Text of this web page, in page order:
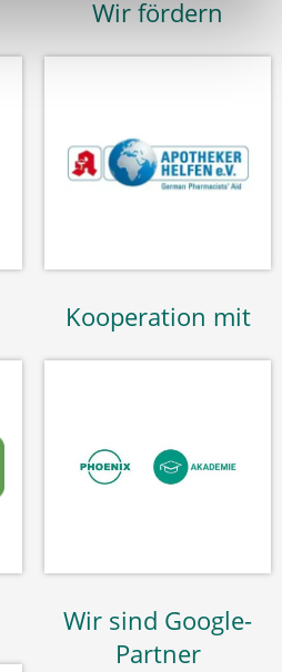
Wir fördern
Kooperation mit
Wir sind Google-
Partner